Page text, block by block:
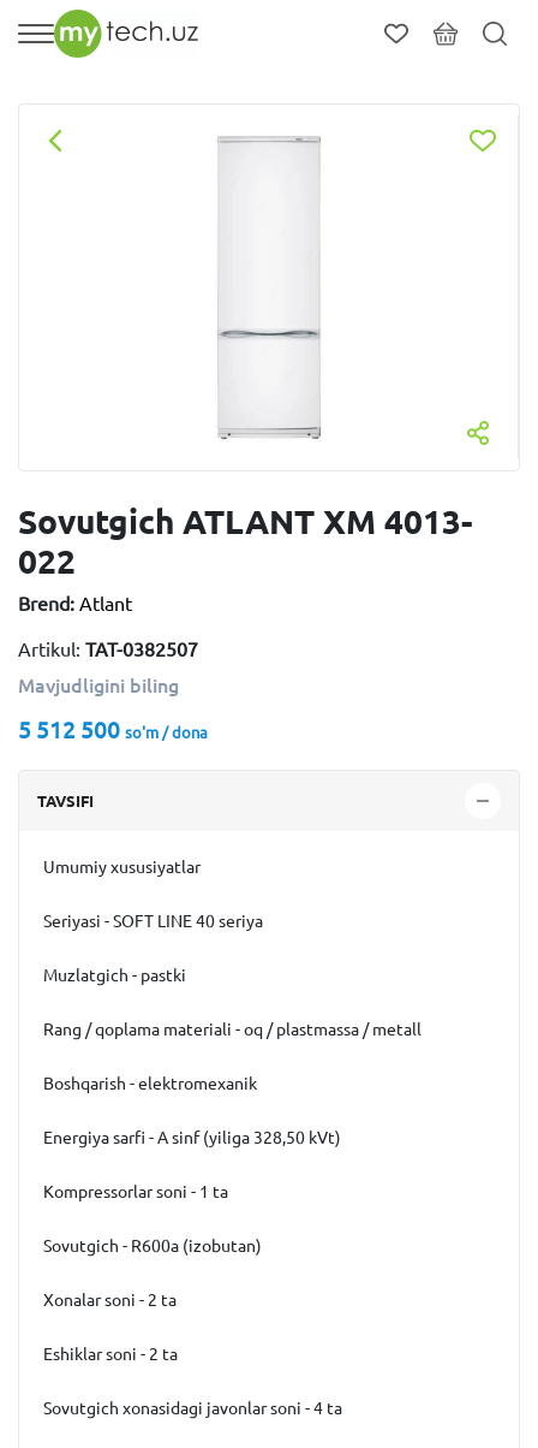
Sovutgich ATLANT XM 4013-
022
Brend: Atlant
Artikul: TAT-0382507
Mavjudligini biling
5 512 500 so'm / dona
TAVSIFI
Umumiy xususiyatlar
Seriyasi - SOFT LINE 40 seriya
Muzlatgich - pastki
Rang / qoplama materiali - oq / plastmassa / metall
Boshqarish - elektromexanik
Energiya sarfi - A sinf (yiliga 328,50 kVt)
Kompressorlar soni - 1 ta
Sovutgich - R600a (izobutan)
Xonalar soni - 2 ta
Eshiklar soni - 2 ta
Sovutgich xonasidagi javonlar soni - 4 ta